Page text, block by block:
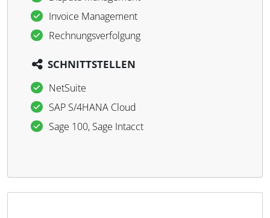
Invoice Management
Rechnungsverfolgung
SCHNITTSTELLEN
NetSuite
SAP S/4HANA Cloud
Sage 100, Sage Intacct